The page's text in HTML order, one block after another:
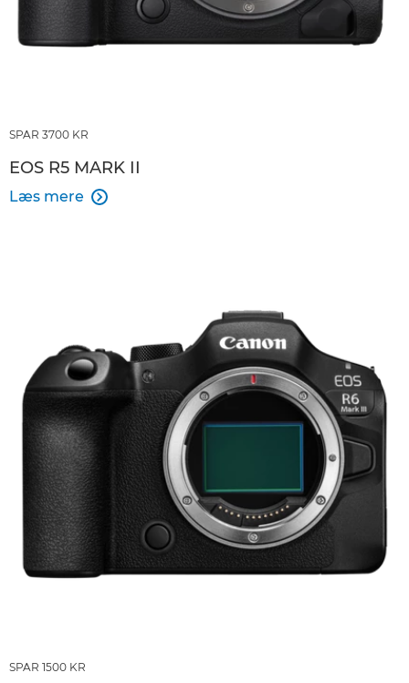
SPAR 3700 KR
EOS R5 MARK II
Læs mere 
SPAR 1500 KR